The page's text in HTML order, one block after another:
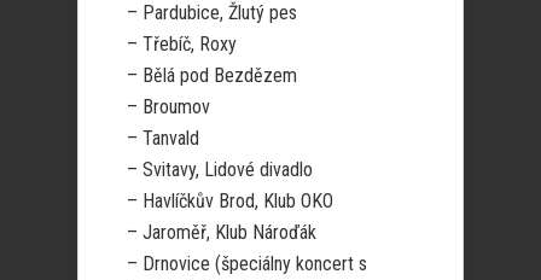
– Pardubice, Žlutý pes
– Třebíč, Roxy
– Bělá pod Bezdězem
– Broumov
– Tanvald
– Svitavy, Lidové divadlo
– Havlíčkův Brod, Klub OKO
– Jaroměř, Klub Nároďák
– Drnovice (špeciálny koncert s